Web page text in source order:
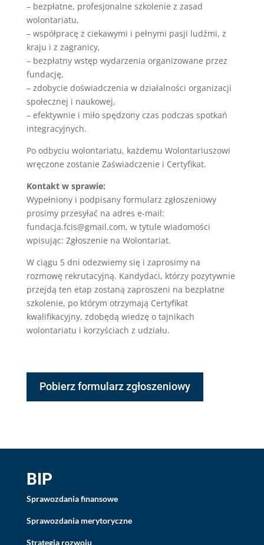
– bezpłatne, profesjonalne szkolenie z zasad
wolontariatu,
– współpracę z ciekawymi i pełnymi pasji ludźmi, z
kraju i z zagranicy,
– bezpłatny wstęp wydarzenia organizowane przez
fundację,
– zdobycie doświadczenia w działalności organizacji
społecznej i naukowej,
– efektywnie i miło spędzony czas podczas spotkań
integracyjnych.
Po odbyciu wolontariatu, każdemu Wolontariuszowi
wręczone zostanie Zaświadczenie i Certyfikat.
Kontakt w sprawie:
Wypełniony i podpisany formularz zgłoszeniowy
prosimy przesyłać na adres e-mail:
fundacja.fcis@gmail.com, w tytule wiadomości
wpisując: Zgłoszenie na Wolontariat.
W ciągu 5 dni odezwiemy się i zaprosimy na
rozmowę rekrutacyjną. Kandydaci, którzy pozytywnie
przejdą ten etap zostaną zaproszeni na bezpłatne
szkolenie, po którym otrzymają Certyfikat
kwalifikacyjny, zdobędą wiedzę o tajnikach
wolontariatu i korzyściach z udziału.
Pobierz formularz zgłoszeniowy
BIP
Sprawozdania finansowe
Sprawozdania merytoryczne
Strategia rozwoju